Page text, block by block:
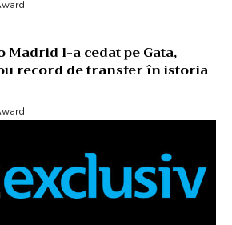
Madrid l-a cedat pe Gata,
record de transfer în istoria